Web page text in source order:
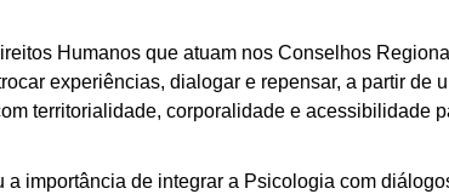
Humanos que atuam nos Conselhos
experiências, dialogar e repensar, a partir de
territorialidade, corporalidade e acessibilidade
importância de integrar a Psicologia com